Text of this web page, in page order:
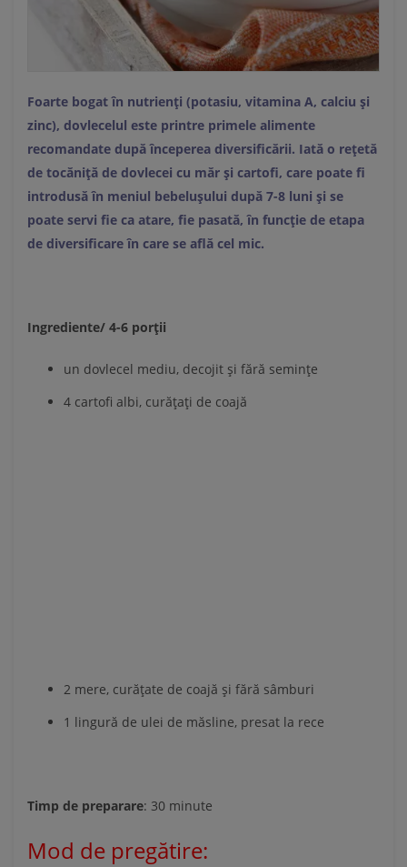
Foarte bogat în nutrienți (potasiu, vitamina A, calciu și
zinc), dovlecelul este printre primele alimente
recomandate după începerea diversificării. Iată o rețetă
de tocăniță de dovlecei cu măr și cartofi, care poate fi
introdusă în meniul bebelușului după 7-8 luni și se
poate servi fie ca atare, fie pasată, în funcție de etapa
de diversificare în care se află cel mic.
Ingrediente/ 4-6 porții
un dovlecel mediu, decojit și fără semințe
4 cartofi albi, curățați de coajă
2 mere, curățate de coajă și fără sâmburi
1 lingură de ulei de măsline, presat la rece
Timp de preparare: 30 minute
Mod de pregătire: